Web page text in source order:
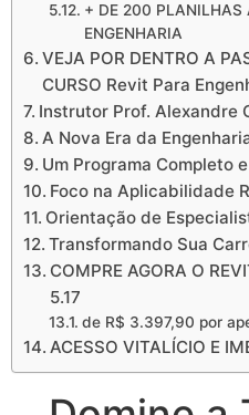
+ DE 200 PLANILHAS
ENGENHARIA
VEJA POR DENTRO A
CURSO Revit Para
Instrutor Prof. Alexandre
A Nova Era da
Um Programa Completo
Foco na Aplicabilidade
Orientação de
Transformando Sua
COMPRE AGORA O
5.17
de R$ 3.397,90 por
ACESSO VITALÍCIO E